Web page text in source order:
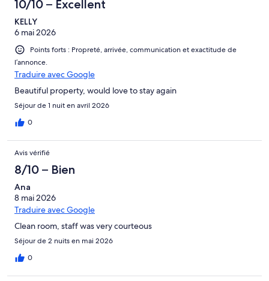
10/10 – Excellent
KELLY
6 mai 2026
Points forts : Propreté, arrivée, communication et exactitude de
l’annonce.
Traduire avec Google
Beautiful property, would love to stay again
Séjour de 1 nuit en avril 2026
0
Avis vérifié
8/10 – Bien
Ana
8 mai 2026
Traduire avec Google
Clean room, staff was very courteous
Séjour de 2 nuits en mai 2026
0